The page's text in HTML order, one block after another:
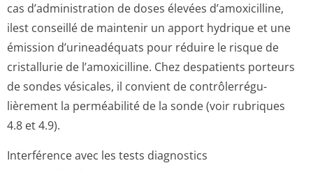
cas d’administration de doses élevées d’amoxicilline,
ilest conseillé de maintenir un apport hydrique et une
émission d’urineadéquats pour réduire le risque de
cristallurie de l’amoxicilline. Chez despatients porteurs
de sondes vésicales, il convient de contrôlerrégu­
lièrement la perméabilité de la sonde (voir rubriques
4.8 et 4.9).
Interférence avec les tests diagnostics